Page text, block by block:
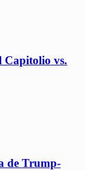
Capitolio vs.
de Trump-